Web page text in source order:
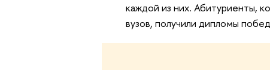
каждой из них. Абитуриенты,
вузов, получили дипломы